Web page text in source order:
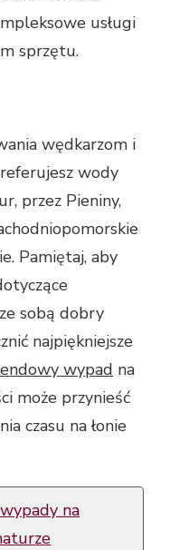
usługi
sprzętu.
wędkarzom i
wody
przez Pieniny,
Pamiętaj, aby
sobą dobry
najpiękniejsze
wypad na
może przynieść
czasu na łonie
na